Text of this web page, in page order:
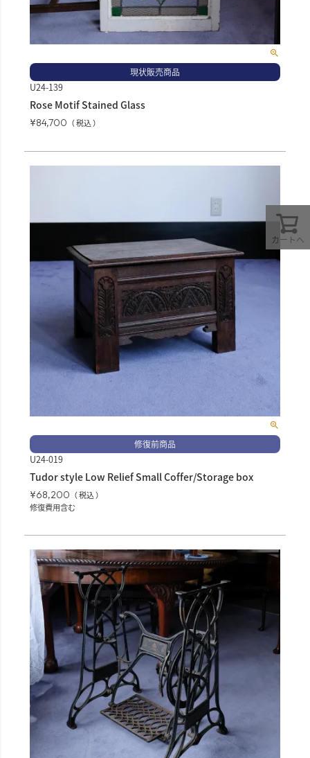
現状販売商品
U24-139
Rose Motif Stained Glass
¥84,700 税込
修復前商品
U24-019
Tudor style Low Relief Small Coffer/Storage box
¥68,200
税込
修復費用含む
カートへ